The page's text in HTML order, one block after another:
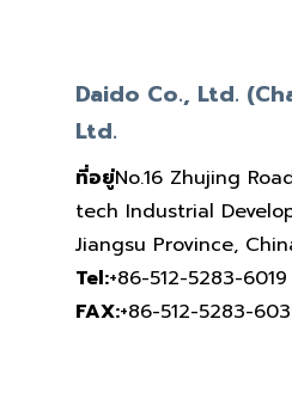
Daido Co., Ltd.
Ltd.
ที่อยู่No.16 Zhujing
tech Industrial
Jiangsu Province,
Tel:+86-512-5283-6019
FAX:+86-512-5283-